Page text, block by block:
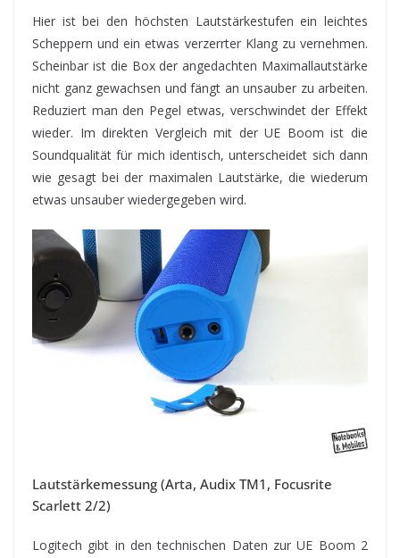
Hier ist bei den höchsten Lautstärkestufen ein leichtes
Scheppern und ein etwas verzerrter Klang zu vernehmen.
Scheinbar ist die Box der angedachten Maximallautstärke
nicht ganz gewachsen und fängt an unsauber zu arbeiten.
Reduziert man den Pegel etwas, verschwindet der Effekt
wieder. Im direkten Vergleich mit der UE Boom ist die
Soundqualität für mich identisch, unterscheidet sich dann
wie gesagt bei der maximalen Lautstärke, die wiederum
etwas unsauber wiedergegeben wird.
Lautstärkemessung (Arta, Audix TM1, Focusrite
Scarlett 2/2)
Logitech gibt in den technischen Daten zur UE Boom 2